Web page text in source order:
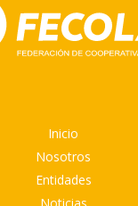
Inicio
Nosotros
Entidades